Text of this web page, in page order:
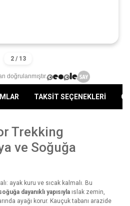
doğrulanmıştır.
TAKSİT SEÇENEKLERİ
Trekking
ve Soğuğa
ayak kuru ve sıcak kalmalı. Bu
dayanıklı yapısıyla ıslak zemin,
ayağı korur. Kauçuk tabanı arazide